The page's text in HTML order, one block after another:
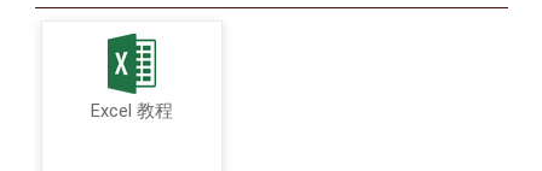
Excel 教程